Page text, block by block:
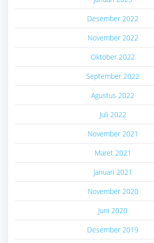
Desember 2022
November 2022
Oktober 2022
September 2022
Agustus 2022
Juli 2022
November 2021
Maret 2021
Januari 2021
November 2020
Juni 2020
Desember 2019